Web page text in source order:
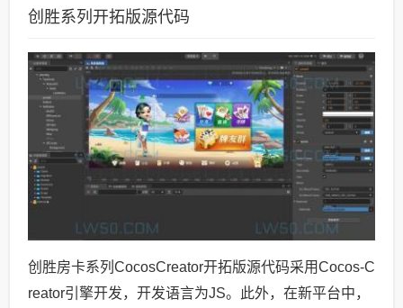
创胜系列开拓版源代码
创胜房卡系列CocosCreator开拓版源代码采用Cocos-C
reator引擎开发，开发语言为JS。此外，在新平台中，